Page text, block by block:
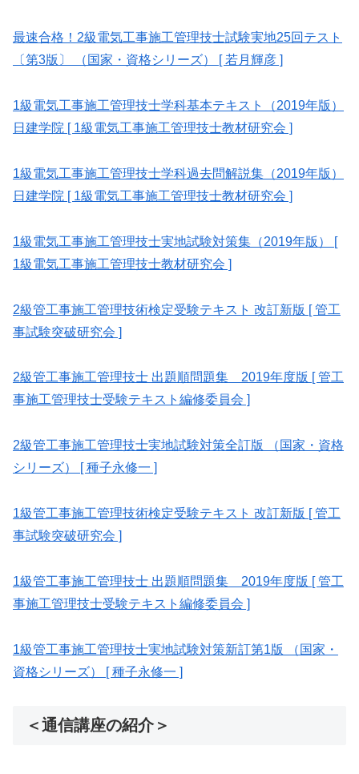
最速合格！2級電気工事施工管理技士試験実地25回テスト
〔第3版〕 （国家・資格シリーズ） [ 若月輝彦 ]
1級電気工事施工管理技士学科基本テキスト（2019年版）
日建学院 [ 1級電気工事施工管理技士教材研究会 ]
1級電気工事施工管理技士学科過去問解説集（2019年版）
日建学院 [ 1級電気工事施工管理技士教材研究会 ]
1級電気工事施工管理技士実地試験対策集（2019年版） [
1級電気工事施工管理技士教材研究会 ]
2級管工事施工管理技術検定受験テキスト 改訂新版 [ 管工
事試験突破研究会 ]
2級管工事施工管理技士 出題順問題集 2019年度版 [ 管工
事施工管理技士受験テキスト編修委員会 ]
2級管工事施工管理技士実地試験対策全訂版 （国家・資格
シリーズ） [ 種子永修一 ]
1級管工事施工管理技術検定受験テキスト 改訂新版 [ 管工
事試験突破研究会 ]
1級管工事施工管理技士 出題順問題集 2019年度版 [ 管工
事施工管理技士受験テキスト編修委員会 ]
1級管工事施工管理技士実地試験対策新訂第1版 （国家・
資格シリーズ） [ 種子永修一 ]
＜通信講座の紹介＞